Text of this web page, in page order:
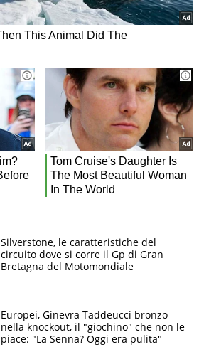
Silverstone, le caratteristiche del
circuito dove si corre il Gp di Gran
Bretagna del Motomondiale
Europei, Ginevra Taddeucci bronzo
nella knockout, il "giochino" che non le
piace: "La Senna? Oggi era pulita"